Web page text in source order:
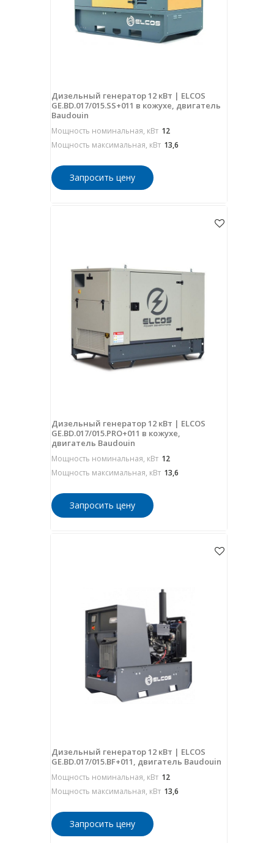
Дизельный генератор 12 кВт | ELCOS
GE.BD.017/015.SS+011 в кожухе, двигатель
Baudouin
Мощность номинальная, кВт 12
Мощность максимальная, кВт 13,6
Запросить цену
Дизельный генератор 12 кВт | ELCOS
GE.BD.017/015.PRO+011 в кожухе,
двигатель Baudouin
Мощность номинальная, кВт 12
Мощность максимальная, кВт 13,6
Запросить цену
Дизельный генератор 12 кВт | ELCOS
GE.BD.017/015.BF+011, двигатель Baudouin
Мощность номинальная, кВт 12
Мощность максимальная, кВт 13,6
Запросить цену